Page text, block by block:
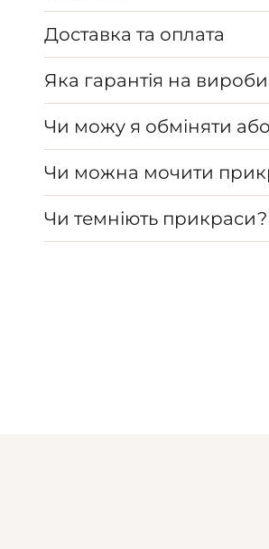
Доставка та оплата
Яка гарантія на
Чи можу я обміняти
Чи можна мочити
Чи темніють прикраси?